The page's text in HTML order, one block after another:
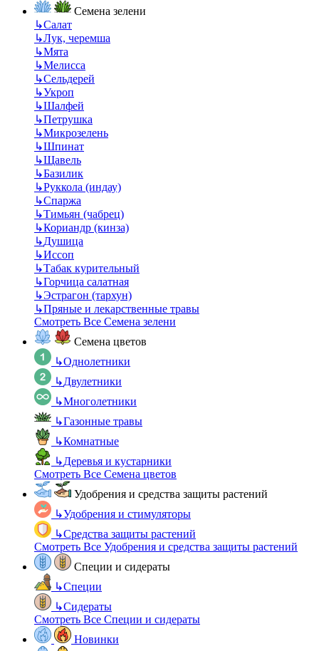
Семена зелени
↳Салат
↳Лук, черемша
↳Мята
↳Мелисса
↳Сельдерей
↳Укроп
↳Шалфей
↳Петрушка
↳Микрозелень
↳Шпинат
↳Щавель
↳Базилик
↳Руккола (индау)
↳Спаржа
↳Тимьян (чабрец)
↳Кориандр (кинза)
↳Душица
↳Иссоп
↳Табак курительный
↳Горчица салатная
↳Эстрагон (тархун)
↳Пряные и лекарственные травы
Смотреть Все Семена зелени
Семена цветов
↳Однолетники
↳Двулетники
↳Многолетники
↳Газонные травы
↳Комнатные
↳Деревья и кустарники
Смотреть Все Семена цветов
Удобрения и средства защиты растений
↳Удобрения и стимуляторы
↳Средства защиты растений
Смотреть Все Удобрения и средства защиты растений
Специи и сидераты
↳Специи
↳Сидераты
Смотреть Все Специи и сидераты
Новинки